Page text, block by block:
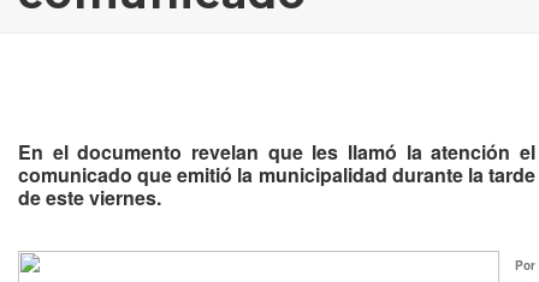
En el documento revelan que les llamó la atención el
comunicado que emitió la municipalidad durante la tarde
de este viernes.
Por